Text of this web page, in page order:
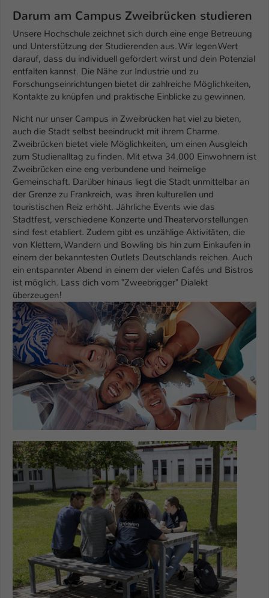
Darum am Campus Zweibrücken studieren
Unsere Hochschule zeichnet sich durch eine enge Betreuung
und Unterstützung der Studierenden aus. Wir legen Wert
darauf, dass du individuell gefördert wirst und dein Potenzial
entfalten kannst. Die Nähe zur Industrie und zu
Forschungseinrichtungen bietet dir zahlreiche Möglichkeiten,
Kontakte zu knüpfen und praktische Einblicke zu gewinnen.
Nicht nur unser Campus in Zweibrücken hat viel zu bieten,
auch die Stadt selbst beeindruckt mit ihrem Charme.
Zweibrücken bietet viele Möglichkeiten, um einen Ausgleich
zum Studienalltag zu finden. Mit etwa 34.000 Einwohnern ist
Zweibrücken eine eng verbundene und heimelige
Gemeinschaft. Darüber hinaus liegt die Stadt unmittelbar an
der Grenze zu Frankreich, was ihren kulturellen und
touristischen Reiz erhöht. Jährliche Events wie das
Stadtfest, verschiedene Konzerte und Theatervorstellungen
sind fest etabliert. Zudem gibt es unzählige Aktivitäten, die
von Klettern, Wandern und Bowling bis hin zum Einkaufen in
einem der bekanntesten Outlets Deutschlands reichen. Auch
ein entspannter Abend in einem der vielen Cafés und Bistros
ist möglich. Lass dich vom "Zweebrigger" Dialekt
überzeugen!